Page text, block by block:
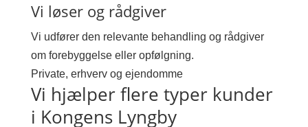
Vi løser og rådgiver
Vi udfører den relevante behandling og rådgiver
om forebyggelse eller opfølgning.
Private, erhverv og ejendomme
Vi hjælper flere typer kunder
i Kongens Lyngby